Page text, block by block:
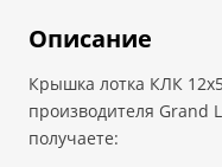
Описание
Крышка лотка КЛК
производителя Grand
получаете: